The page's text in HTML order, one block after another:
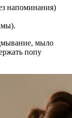
напоминания)
мыло
попу